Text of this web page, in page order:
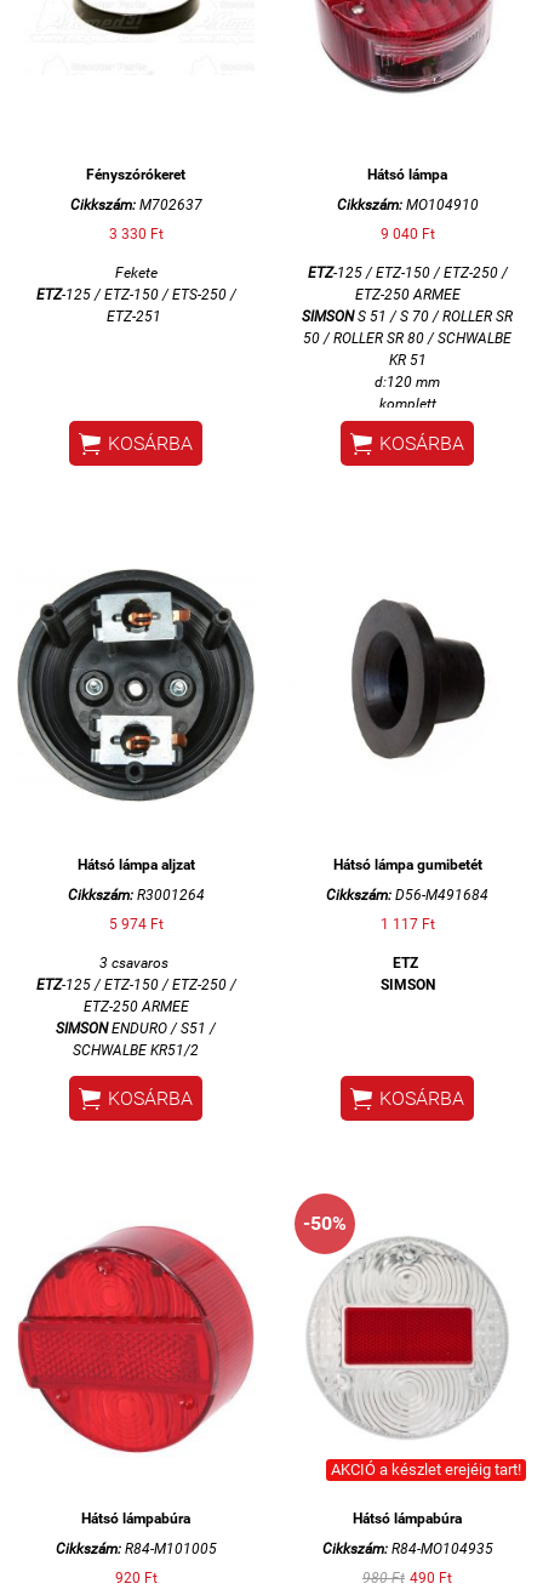
Fényszórókeret
Cikkszám:M702637
3 330 Ft
Fekete
ETZ-125 / ETZ-150 / ETS-250 /
ETZ-251
 KOSÁRBA
Hátsó lámpa
Cikkszám:MO104910
9 040 Ft
ETZ-125 / ETZ-150 / ETZ-250 /
ETZ-250 ARMEE
SIMSONS 51 / S 70 / ROLLER SR
50 / ROLLER SR 80 / SCHWALBE
KR 51
d:120 mm
komplett
 KOSÁRBA
Hátsó lámpa aljzat
Cikkszám:R3001264
5 974 Ft
3 csavaros
ETZ-125 / ETZ-150 / ETZ-250 /
ETZ-250 ARMEE
SIMSONENDURO / S51 /
SCHWALBE KR51/2
 KOSÁRBA
Hátsó lámpa gumibetét
Cikkszám: D56-M491684
1 117 Ft
ETZ
SIMSON
 KOSÁRBA
Hátsó lámpabúra
Cikkszám:R84-M101005
920 Ft
-50%
AKCIÓ a készlet erejéig tart!
Hátsó lámpabúra
Cikkszám:R84-MO104935
980 Ft 490 Ft